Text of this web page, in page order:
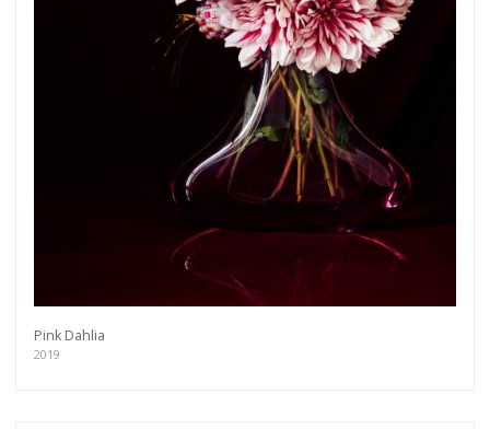
Pink Dahlia
2019